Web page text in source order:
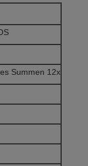
Summen 12x